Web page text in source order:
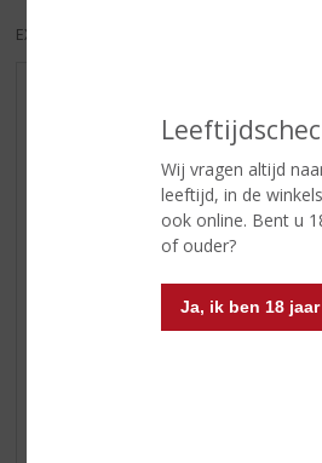
Wij vragen altijd
leeftijd, in de
ook online. Bent u
of ouder?
Ja, ik ben 18
EXCL. BTW
WIJN VAN DE MAAND
WHISKY VAN DE MAAND
RUM VAN DE MAAND
BIER VAN DE MAAND
SPIRIT VAN DE MAAND
EXCLUSIEF TOPSLIJTER